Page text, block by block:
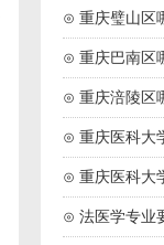
药高等专科院
⊙ 重庆璧山区
业学院
⊙ 重庆巴南区
技工学校
⊙ 重庆涪陵区
卫生学校
⊙ 重庆医科大
线
⊙ 重庆医科大
排名
⊙ 法医学专业